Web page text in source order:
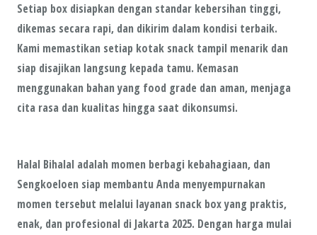
Setiap box disiapkan dengan standar kebersihan tinggi,
dikemas secara rapi, dan dikirim dalam kondisi terbaik.
Kami memastikan setiap kotak snack tampil menarik dan
siap disajikan langsung kepada tamu. Kemasan
menggunakan bahan yang food grade dan aman, menjaga
cita rasa dan kualitas hingga saat dikonsumsi.
Halal Bihalal adalah momen berbagi kebahagiaan, dan
Sengkoeloen siap membantu Anda menyempurnakan
momen tersebut melalui layanan snack box yang praktis,
enak, dan profesional di Jakarta 2025. Dengan harga mulai